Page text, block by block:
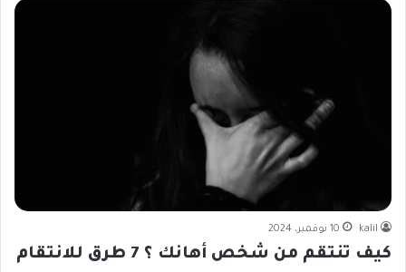
kalil 10 نوفمبر، 2024
كيف تنتقم من شخص أهانك ؟ 7 طرق للانتقام